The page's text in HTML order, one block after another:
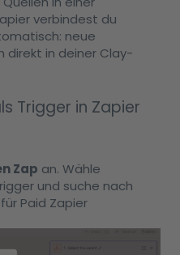
verbindest du
neue
direkt in deiner Clay-
Trigger in Zapier
Zap an. Wähle
und suche nach
Paid Zapier